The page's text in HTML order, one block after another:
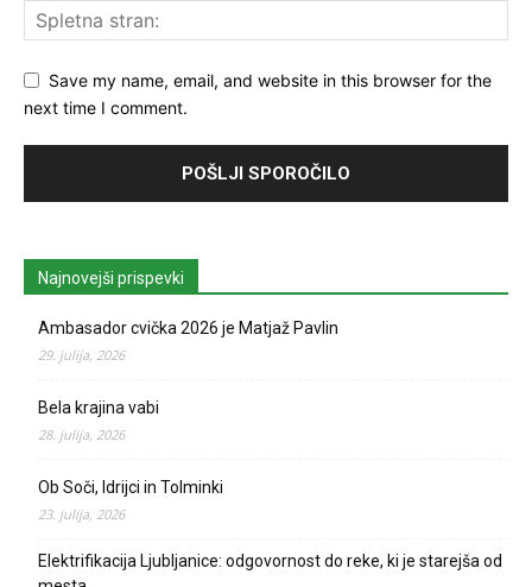
Save my name, email, and website in this browser for the
next time I comment.
Najnovejši prispevki
Ambasador cvička 2026 je Matjaž Pavlin
29. julija, 2026
Bela krajina vabi
28. julija, 2026
Ob Soči, Idrijci in Tolminki
23. julija, 2026
Elektrifikacija Ljubljanice: odgovornost do reke, ki je starejša od